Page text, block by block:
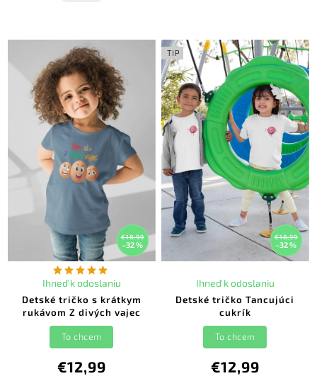
€18,99
–32 %
Detské tričko s krátkym
rukávom Z divých vajec
Ihneď k odoslaniu
€12,99
To chcem
TIP
€18,99
–32 %
Detské tričko Tancujúci
cukrík
Ihneď k odoslaniu
€12,99
To chcem